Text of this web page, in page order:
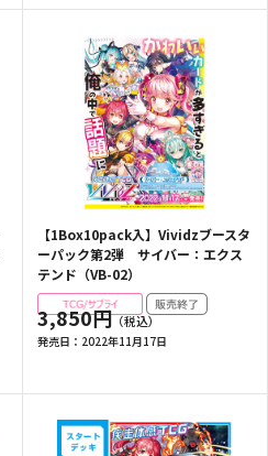
【1Box10pack入】Vividzブースタ
ーパック第2弾 サイバー：エクス
テンド（VB-02）
3,850円
発売日： 2022年11月17日